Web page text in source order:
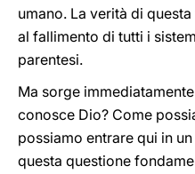
umano. La verità di
al fallimento di tutti i
parentesi.
Ma sorge
conosce Dio? Come
possiamo entrare qui in
questa questione